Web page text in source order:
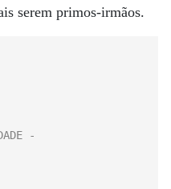
serem primos-irmãos.